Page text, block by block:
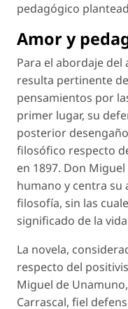
pedagógico
Amor y
Para el abordaje del
resulta pertinente
pensamientos por
primer lugar, su
posterior
filosófico respecto
en 1897. Don
humano y centra su
filosofía, sin las
significado de la
La novela,
respecto del
Miguel de
Carrascal, fiel